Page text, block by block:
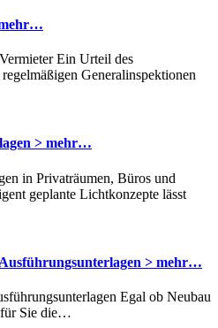
Ein Urteil des
Generalinspektionen
> mehr…
in Privaträumen, Büros und
geplante Lichtkonzepte lässt
> mehr…
Egal ob Neubau
für Sie die…